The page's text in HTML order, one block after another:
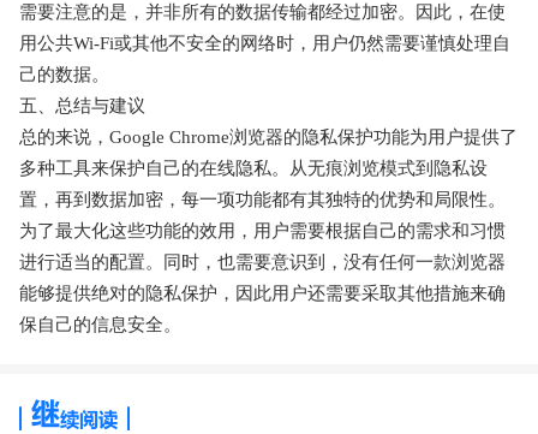
需要注意的是，并非所有的数据传输都经过加密。因此，在使
用公共Wi-Fi或其他不安全的网络时，用户仍然需要谨慎处理自
己的数据。
五、总结与建议
总的来说，Google Chrome浏览器的隐私保护功能为用户提供了
多种工具来保护自己的在线隐私。从无痕浏览模式到隐私设
置，再到数据加密，每一项功能都有其独特的优势和局限性。
为了最大化这些功能的效用，用户需要根据自己的需求和习惯
进行适当的配置。同时，也需要意识到，没有任何一款浏览器
能够提供绝对的隐私保护，因此用户还需要采取其他措施来确
保自己的信息安全。